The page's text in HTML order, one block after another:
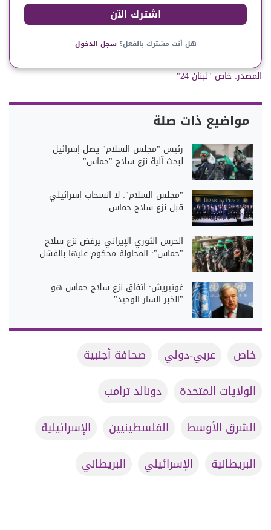
اشترك الآن
هل أنت مشترك بالفعل؟سجل الدخول
المصدر:خاص "لبنان 24"
مواضيع ذات صلة
رئيس "مجلس السلام" يصل إسرائيل
لبحث آلية نزع سلاح "حماس"
"مجلس السلام": لا انسحاب إسرائيلي
قبل نزع سلاح حماس
الحرس الثوري الإيراني يرفض نزع سلاح
"حماس": المحاولة محكوم عليها بالفشل
غوتيريش: اتفاق نزع سلاح حماس هو
"الخبر السار الوحيد"
خاص عربي-دولي
صحافة أجنبية
الولايات المتحدة
دونالد ترامب
الشرق الأوسط
الفلسطينيين
الإسرائيلية
البريطانية
الإسرائيلي البريطاني